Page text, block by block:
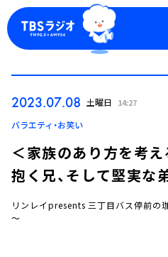
ログイン
2023.07.08 土曜日 14:27
バラエティ・お笑い
＜家族のあり方を考
抱く兄、そして堅実な
リンレイpresents 三丁目バス停前の
～